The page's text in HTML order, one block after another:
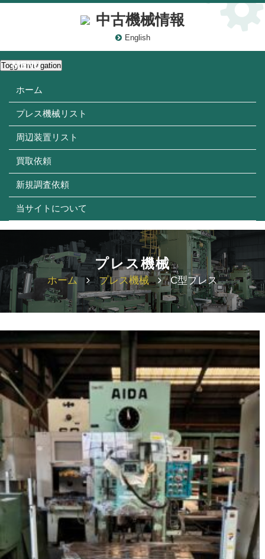
中古機械情報
English
Toggle navigation
ホーム
プレス機械リスト
周辺装置リスト
買取依頼
新規調査依頼
当サイトについて
プレス機械
ホーム プレス機械 C型プレス